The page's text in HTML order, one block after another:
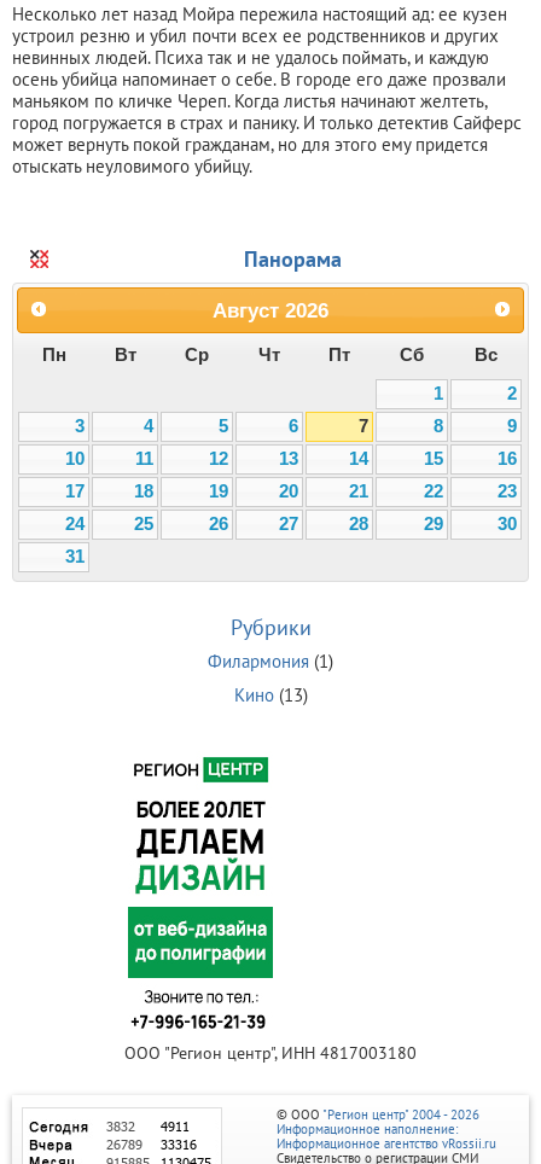
Несколько лет назад Мойра пережила настоящий ад: ее кузен
устроил резню и убил почти всех ее родственников и других
невинных людей. Психа так и не удалось поймать, и каждую
осень убийца напоминает о себе. В городе его даже прозвали
маньяком по кличке Череп. Когда листья начинают желтеть,
город погружается в страх и панику. И только детектив Сайферс
может вернуть покой гражданам, но для этого ему придется
отыскать неуловимого убийцу.
Панорама
Август 2026
Пн Вт Ср Чт Пт Сб
Вс
1
2
3
4 5 6 7 8
9
10
11 12 13 14 15
16
17
18 19 20 21 22
23
24
25 26 27 28 29
30
31
Рубрики
Филармония (1)
Кино(13)
ООО "Регион центр", ИНН 4817003180
© ООО "Регион центр" 2004 - 2026
Информационное наполнение:
Информационное агентство vRossii.ru
Свидетельство о регистрации СМИ